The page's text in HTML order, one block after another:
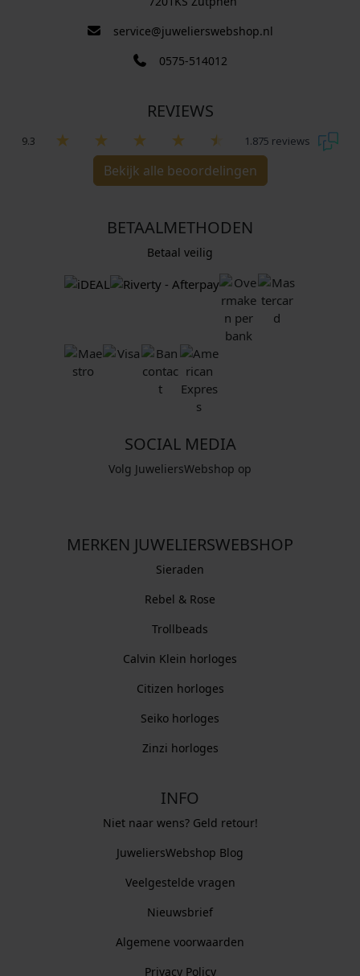
service@juwelierswebshop.nl
0575-514012
REVIEWS
9.3 1.875 reviews
Bekijk alle beoordelingen
BETAALMETHODEN
Betaal veilig
SOCIAL MEDIA
Volg JuweliersWebshop op
MERKEN JUWELIERSWEBSHOP
Sieraden
Rebel & Rose
Trollbeads
Calvin Klein horloges
Citizen horloges
Seiko horloges
Zinzi horloges
INFO
Niet naar wens? Geld retour!
JuweliersWebshop Blog
Veelgestelde vragen
Nieuwsbrief
Algemene voorwaarden
Privacy Policy